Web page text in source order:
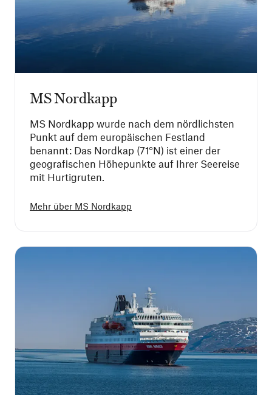
MS Nordkapp
MS Nordkapp wurde nach dem nördlichsten
Punkt auf dem europäischen Festland
benannt: Das Nordkap (71°N) ist einer der
geografischen Höhepunkte auf Ihrer Seereise
mit Hurtigruten.
Mehr über MS Nordkapp